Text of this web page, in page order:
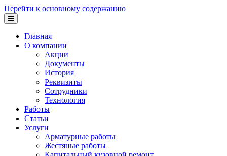
Перейти к основному содержанию
Главная
О компании
Акции
Документы
История
Реквизиты
Сотрудники
Технология
Работы
Статьи
Услуги
Арматурные работы
Жестяные работы